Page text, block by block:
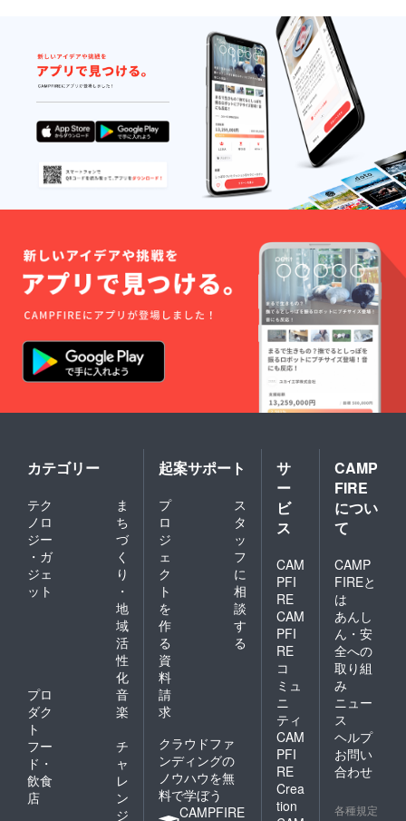
シェッ
トは二
重防水
構造
で、リ
フト券
入れが
120㎜
×100
㎜、ス
マホ入
れは120
㎜×180
㎜で落
防止用
のスト
ラップ
を取り
付ける5
㎜の穴
が2ケ付
きま
す。
カテゴリー
テク
ノロ
ジー
・ガ
ジェ
ット
ま
ち
づ
く
り
・
地
域
活
性
化
プロ
ダク
ト
音
楽
フー
ド・
飲食
店
チ
ャ
レ
ン
ジ
起案サポート
プ
ロ
ジ
ェ
ク
ト
を
作
る
ス
タ
ッ
フ
に
相
談
す
る
資
料
請
求
クラウドファ
ンディングの
ノウハウを無
料で学ぼう
CAMPFIRE
サ
ー
ビ
ス
CAM
PFI
RE
CAM
PFI
RE
コ
ミュ
ニ
ティ
CAM
PFI
RE
Crea
tion
CAMP
FIRE
につい
て
CAMP
FIREと
は
あんし
ん・安
全への
取り組
み
ニュー
ス
ヘルプ
お問い
合わせ
各種規定